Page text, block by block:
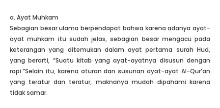
a. Ayat Muhkam
Sebagian besar ulama berpendapat bahwa karena adanya ayat-
ayat muhkam itu sudah jelas, sebagian besar mengacu pada
keterangan yang ditemukan dalam ayat pertama surah Hud,
yang berarti, “Suatu kitab yang ayat-ayatnya disusun dengan
rapi.”Selain itu, karena aturan dan susunan ayat-ayat Al-Qur’an
yang teratur dan teratur, maknanya mudah dipahami karena
tidak samar.